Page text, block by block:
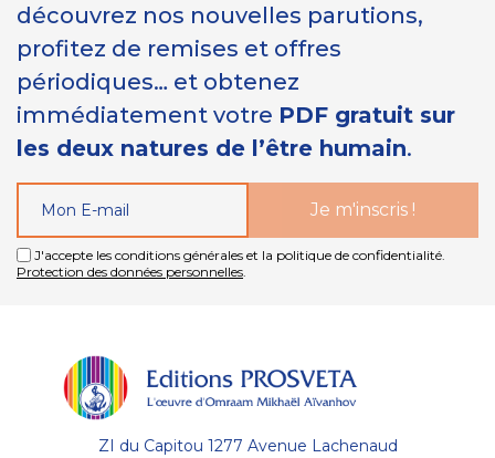
découvrez nos nouvelles parutions,
profitez de remises et offres
périodiques… et obtenez
immédiatement votre PDF gratuit sur
les deux natures de l’être humain.
J'accepte les conditions générales et la politique de confidentialité.
Protection des données personnelles
ZI du Capitou 1277 Avenue Lachenaud